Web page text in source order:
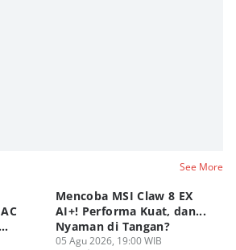
See More
Mencoba MSI Claw 8 EX
AI+! Performa Kuat, dan...
Nyaman di Tangan?
05 Agu 2026, 19:00 WIB